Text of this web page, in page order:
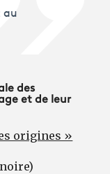
au
des
et de leur
origines »